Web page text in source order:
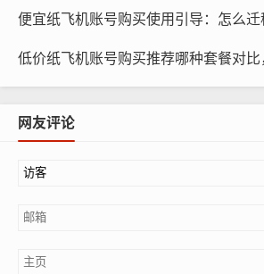
服务方面
线下购买纸飞机账号时，您可以亲自
更好地了解产品的质量和性能，而线
飞机账号的服务体验可能会更好一些。
产品选择方面
线下购买纸飞机账号时，您可以亲自到
低价纸飞机账号购买推荐哪种套餐对
网友评论